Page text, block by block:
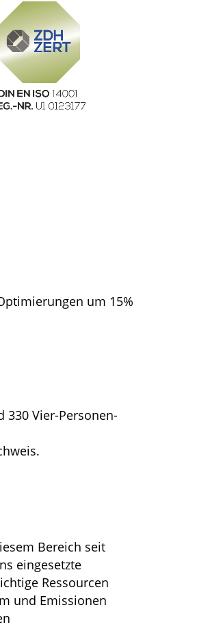
um 15%
Vier-Personen-
Bereich seit
eingesetzte
Ressourcen
und Emissionen